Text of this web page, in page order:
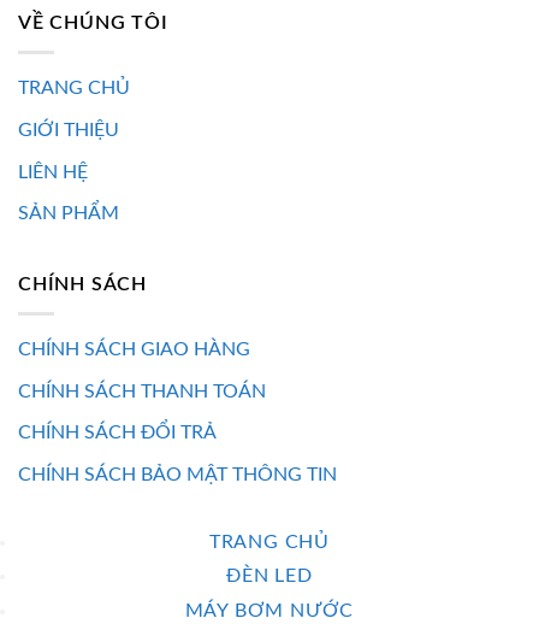
VỀ CHÚNG TÔI
TRANG CHỦ
GIỚI THIỆU
LIÊN HỆ
SẢN PHẨM
CHÍNH SÁCH
CHÍNH SÁCH GIAO HÀNG
CHÍNH SÁCH THANH TOÁN
CHÍNH SÁCH ĐỔI TRẢ
CHÍNH SÁCH BẢO MẬT THÔNG TIN
TRANG CHỦ
ĐÈN LED
MÁY BƠM NƯỚC